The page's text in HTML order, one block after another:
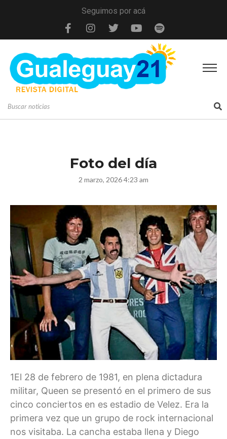
Seguimos por acá
Foto del día
2 marzo, 2026 4:23 am
1El 28 de febrero de 1981, en plena dictadura
militar, Queen se presentó en el primero de sus
cinco conciertos en es estadio de Velez. Era la
primera vez que un grupo de rock internacional
nos visitaba. La cancha estaba llena y Diego